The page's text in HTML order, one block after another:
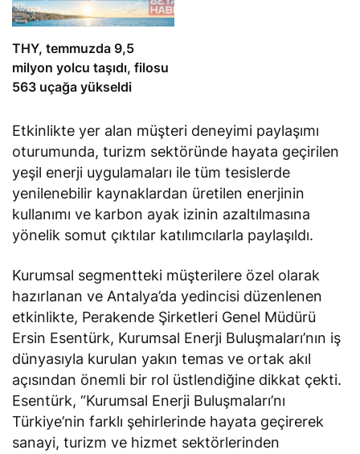
THY, temmuzda 9,5
milyon yolcu taşıdı, filosu
563 uçağa yükseldi
Etkinlikte yer alan müşteri deneyimi paylaşımı
oturumunda, turizm sektöründe hayata geçirilen
yeşil enerji uygulamaları ile tüm tesislerde
yenilenebilir kaynaklardan üretilen enerjinin
kullanımı ve karbon ayak izinin azaltılmasına
yönelik somut çıktılar katılımcılarla paylaşıldı.
Kurumsal segmentteki müşterilere özel olarak
hazırlanan ve Antalya’da yedincisi düzenlenen
etkinlikte, Perakende Şirketleri Genel Müdürü
Ersin Esentürk, Kurumsal Enerji Buluşmaları’nın iş
dünyasıyla kurulan yakın temas ve ortak akıl
açısından önemli bir rol üstlendiğine dikkat çekti.
Esentürk, “Kurumsal Enerji Buluşmaları’nı
Türkiye’nin farklı şehirlerinde hayata geçirerek
sanayi, turizm ve hizmet sektörlerinden